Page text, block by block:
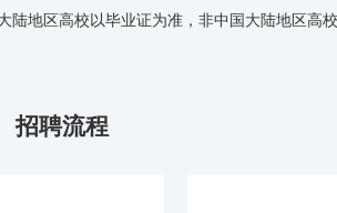
陆地区高校以毕业证为准，非中国大陆地区高
招聘流程